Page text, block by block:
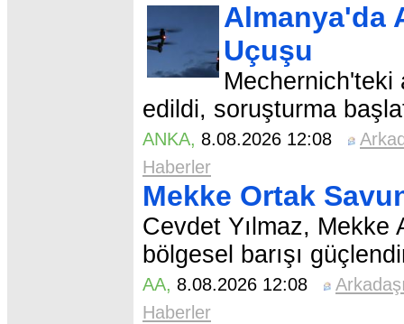
Almanya'da
Uçuşu
edildi, soruşturma
ANKA, 8.08.2026 12:08
Haberler
Mekke Ortak
Cevdet Yılmaz, Mekke
bölgesel barışı
AA, 8.08.2026 12:08
Haberler